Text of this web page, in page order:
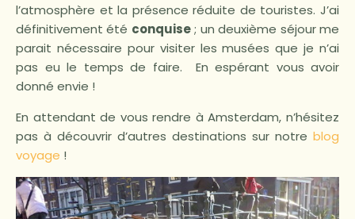
l’atmosphère et la présence réduite de touristes. J’ai
définitivement été conquise; un deuxième séjour me
parait nécessaire pour visiter les musées que je n’ai
pas eu le temps de faire. En espérant vous avoir
donné envie !
En attendant de vous rendre à Amsterdam, n’hésitez
pas à découvrir d’autres destinations sur notre blog
voyage !